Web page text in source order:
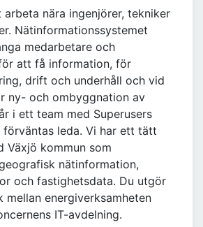
arbeta nära ingenjörer, tekniker
Nätinformationssystemet
medarbetare och
att få information, för
drift och underhåll och vid
ny- och ombyggnation av
i ett team med Superusers
förväntas leda. Vi har ett tätt
Växjö kommun som
nätinformation,
och fastighetsdata. Du utgör
mellan energiverksamheten
IT-avdelning.